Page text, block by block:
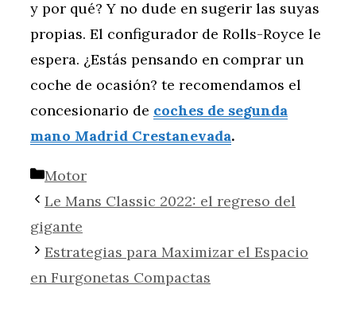
y por qué? Y no dude en sugerir las suyas
propias. El configurador de Rolls-Royce le
espera. ¿Estás pensando en comprar un
coche de ocasión? te recomendamos el
concesionario de coches de segunda
mano Madrid Crestanevada.
Categorías
Motor
Le Mans Classic 2022: el regreso del
gigante
Estrategias para Maximizar el Espacio
en Furgonetas Compactas